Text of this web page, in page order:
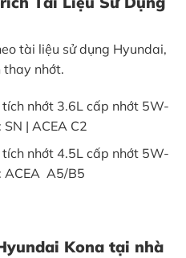
tài liệu sử dụng Hyundai,
thay nhớt.
nhớt 3.6L cấp nhớt 5W-
| ACEA C2
nhớt 4.5L cấp nhớt 5W-
ACEA A5/B5
Kona tại nhà